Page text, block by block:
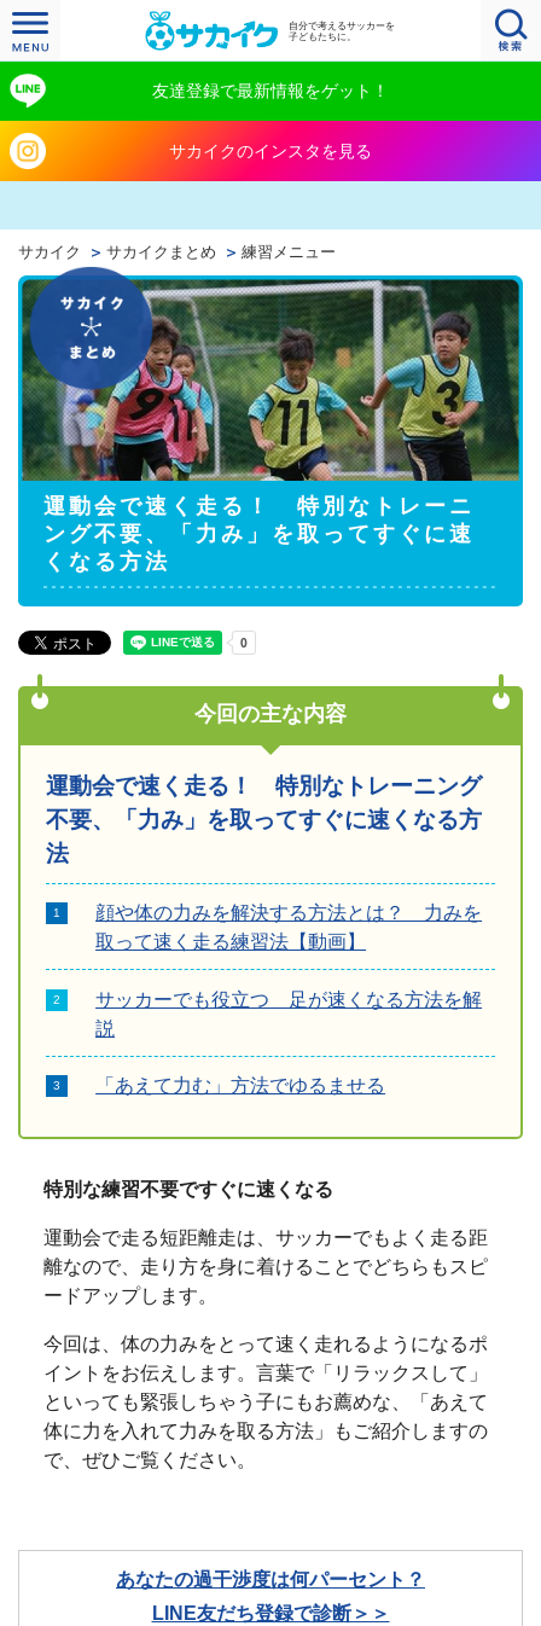
自分で考えるサッカーを
子どもたちに。
友達登録で最新情報をゲット！
サカイクのインスタを見る
サカイク サカイクまとめ 練習メニュー
運動会で速く走る！ 特別なトレーニ
ング不要、「力み」を取ってすぐに速
くなる方法
今回の主な内容
運動会で速く走る！ 特別なトレーニング
不要、「力み」を取ってすぐに速くなる方
法
顔や体の力みを解決する方法とは？ 力みを
取って速く走る練習法【動画】
サッカーでも役立つ 足が速くなる方法を解
説
「あえて力む」方法でゆるませる
特別な練習不要ですぐに速くなる
運動会で走る短距離走は、サッカーでもよく走る距
離なので、走り方を身に着けることでどちらもスピ
ードアップします。
今回は、体の力みをとって速く走れるようになるポ
イントをお伝えします。言葉で「リラックスして」
といっても緊張しちゃう子にもお薦めな、「あえて
体に力を入れて力みを取る方法」もご紹介しますの
で、ぜひご覧ください。
あなたの過干渉度は何パーセント？
LINE友だち登録で診断＞＞